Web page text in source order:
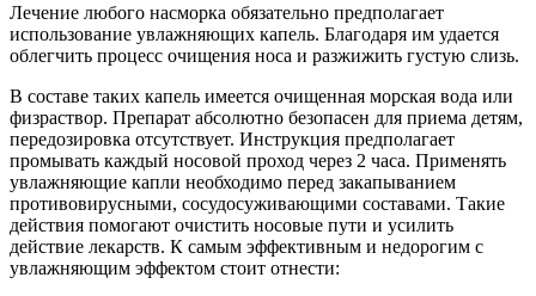
Лечение любого насморка обязательно предполагает
использование увлажняющих капель. Благодаря им удается
облегчить процесс очищения носа и разжижить густую слизь.
В составе таких капель имеется очищенная морская вода или
физраствор. Препарат абсолютно безопасен для приема детям,
передозировка отсутствует. Инструкция предполагает
промывать каждый носовой проход через 2 часа. Применять
увлажняющие капли необходимо перед закапыванием
противовирусными, сосудосуживающими составами. Такие
действия помогают очистить носовые пути и усилить
действие лекарств. К самым эффективным и недорогим с
увлажняющим эффектом стоит отнести: